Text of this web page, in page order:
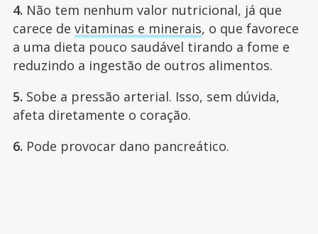
4. Não tem nenhum valor nutricional, já que
carece de vitaminas e minerais, o que favorece
a uma dieta pouco saudável tirando a fome e
reduzindo a ingestão de outros alimentos.
5. Sobe a pressão arterial. Isso, sem dúvida,
afeta diretamente o coração.
6. Pode provocar dano pancreático.